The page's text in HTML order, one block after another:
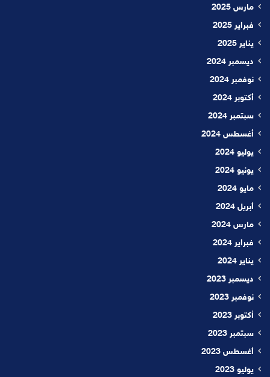
مارس 2025
فبراير 2025
يناير 2025
ديسمبر 2024
نوفمبر 2024
أكتوبر 2024
سبتمبر 2024
أغسطس 2024
يوليو 2024
يونيو 2024
مايو 2024
أبريل 2024
مارس 2024
فبراير 2024
يناير 2024
ديسمبر 2023
نوفمبر 2023
أكتوبر 2023
سبتمبر 2023
أغسطس 2023
يوليو 2023